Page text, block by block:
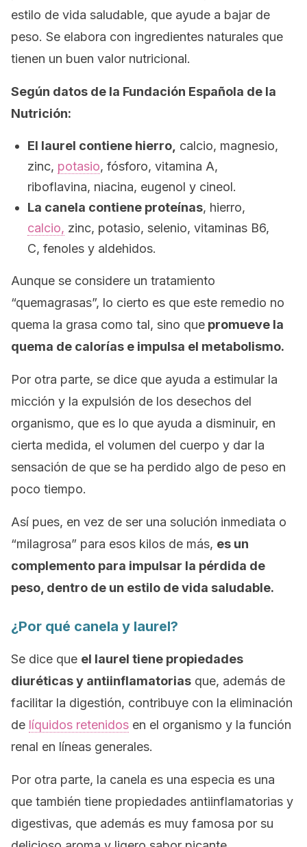
estilo de vida saludable, que ayude a bajar de
peso. Se elabora con ingredientes naturales que
tienen un buen valor nutricional.
Según datos de la Fundación Española de la
Nutrición:
El laurel contiene hierro, calcio, magnesio,
zinc, potasio, fósforo, vitamina A,
riboflavina, niacina, eugenol y cineol.
La canela contiene proteínas, hierro,
calcio, zinc, potasio, selenio, vitaminas B6,
C, fenoles y aldehidos.
Aunque se considere un tratamiento
“quemagrasas”, lo cierto es que este remedio no
quema la grasa como tal, sino que promueve la
quema de calorías e impulsa el metabolismo.
Por otra parte, se dice que ayuda a estimular la
micción y la expulsión de los desechos del
organismo, que es lo que ayuda a disminuir, en
cierta medida, el volumen del cuerpo y dar la
sensación de que se ha perdido algo de peso en
poco tiempo.
Así pues, en vez de ser una solución inmediata o
“milagrosa” para esos kilos de más, es un
complemento para impulsar la pérdida de
peso, dentro de un estilo de vida saludable.
¿Por qué canela y laurel?
Se dice que el laurel tiene propiedades
diuréticas y antiinflamatorias que, además de
facilitar la digestión, contribuye con la eliminación
de líquidos retenidos en el organismo y la función
renal en líneas generales.
Por otra parte, la canela es una especia es una
que también tiene propiedades antiinflamatorias y
digestivas, que además es muy famosa por su